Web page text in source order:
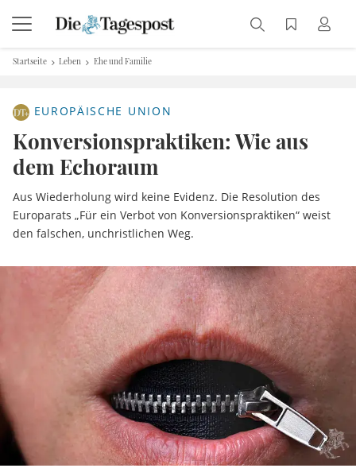
Startseite Leben Ehe und Familie
EUROPÄISCHE UNION
Konversionspraktiken: Wie aus
dem Echoraum
Aus Wiederholung wird keine Evidenz. Die Resolution des
Europarats „Für ein Verbot von Konversionspraktiken“ weist
den falschen, unchristlichen Weg.